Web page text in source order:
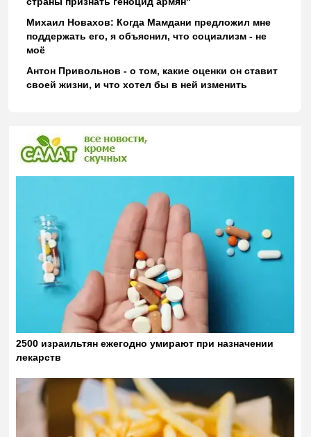
Михаил Новахов: Когда Мамдани предложил мне
поддержать его, я объяснил, что социализм - не
моё
Антон Привольнов - о том, какие оценки он ставит
своей жизни, и что хотел бы в ней изменить